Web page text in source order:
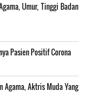
Umur, Tinggi Badan
Pasien Positif Corona
Agama, Aktris Muda Yang